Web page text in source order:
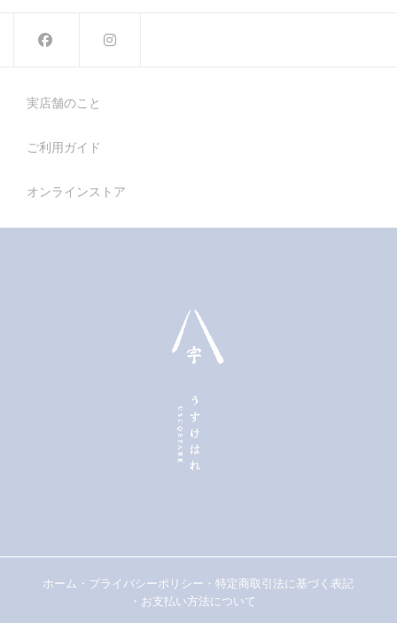
実店舗のこと
ご利用ガイド
オンラインストア
ホーム ・ プライバシーポリシー ・特定商取引法に基づく表記
・ お支払い方法について